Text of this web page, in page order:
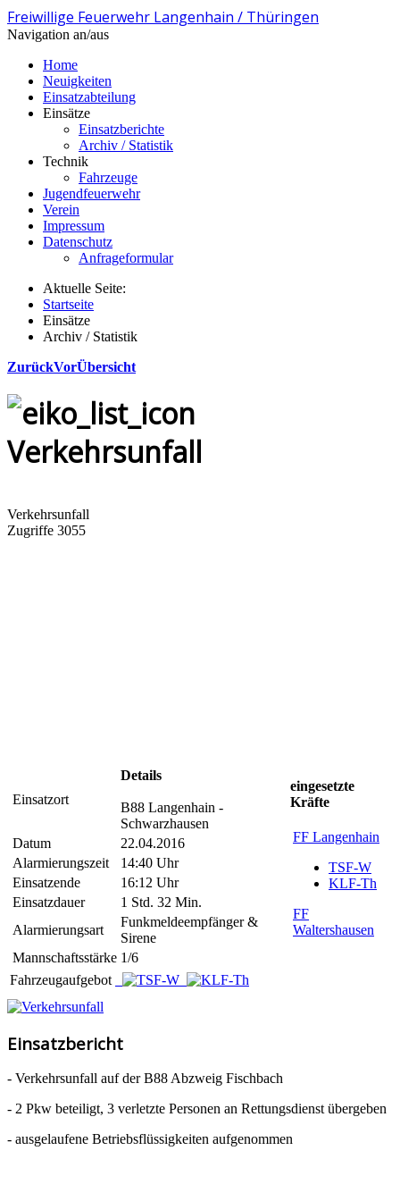
Freiwillige Feuerwehr Langenhain / Thüringen
Navigation an/aus
Home
Neuigkeiten
Einsatzabteilung
Einsätze
Einsatzberichte
Archiv / Statistik
Technik
Fahrzeuge
Jugendfeuerwehr
Verein
Impressum
Datenschutz
Anfrageformular
Aktuelle Seite:
Startseite
Einsätze
Archiv / Statistik
ZurückVorÜbersicht
Verkehrsunfall
Verkehrsunfall
Zugriffe 3055
Einsatzort
Details
B88 Langenhain -
Schwarzhausen
Datum
22.04.2016
Alarmierungszeit
14:40 Uhr
Einsatzende
16:12 Uhr
Einsatzdauer
1 Std. 32 Min.
Alarmierungsart
Funkmeldeempfänger &
Sirene
Mannschaftsstärke 1/6
eingesetzte
Kräfte
FF Langenhain
TSF-W
KLF-Th
FF
Waltershausen
Fahrzeugaufgebot
Einsatzbericht
- Verkehrsunfall auf der B88 Abzweig Fischbach
- 2 Pkw beteiligt, 3 verletzte Personen an Rettungsdienst übergeben
- ausgelaufene Betriebsflüssigkeiten aufgenommen